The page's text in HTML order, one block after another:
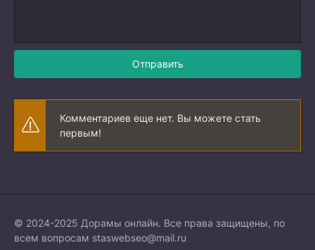
Отправить
Комментариев еще нет. Вы можете стать
первым!
© 2024-2025 Дорамы онлайн. Все права защищены, по
всем вопросам staswebseo@mail.ru